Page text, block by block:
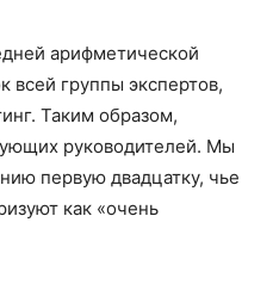
арифметической
всей группы экспертов,
Таким образом,
руководителей. Мы
первую двадцатку, чье
как «очень